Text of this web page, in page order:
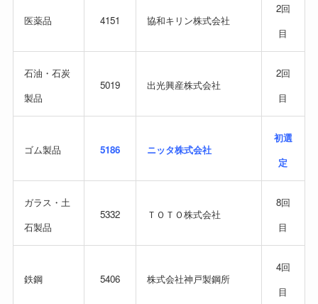
医薬品 4151 協和キリン株式会社
2回
目
石油・石炭
製品
5019 出光興産株式会社
2回
目
ゴム製品 5186 ニッタ株式会社
初選
定
ガラス・土
石製品
5332 ＴＯＴＯ株式会社
8回
目
鉄鋼 5406 株式会社神戸製鋼所
4回
目